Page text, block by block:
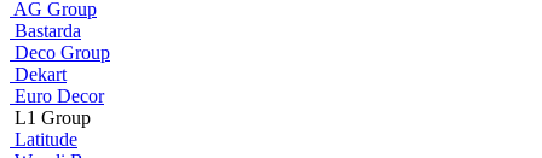
AG Group
Bastarda
Deco Group
Dekart
Euro Decor
L1 Group
Latitude